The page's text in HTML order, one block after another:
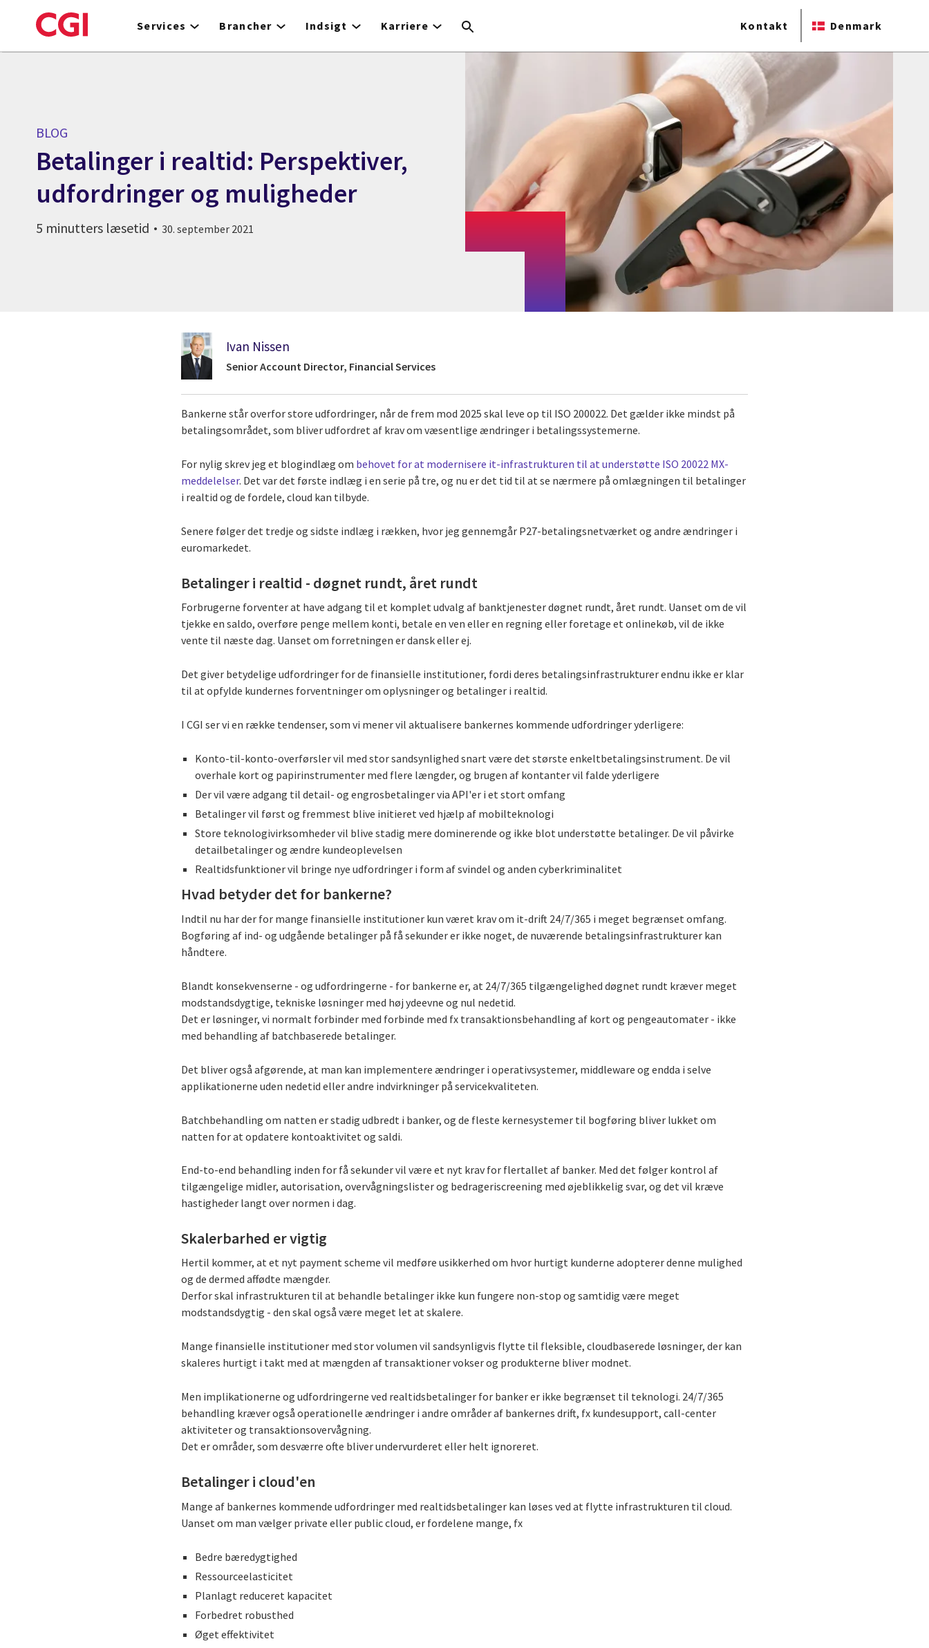
to
Services Brancher Indsigt Karriere Kontakt Denmark
BLOG
Betalinger i realtid: Perspektiver,
udfordringer og muligheder
5 minutters læsetid 30. september 2021
Ivan Nissen
Senior Account Director, Financial Services
Bankerne står overfor store udfordringer, når de frem mod 2025 skal leve op til ISO 200022. Det gælder ikke mindst på
betalingsområdet, som bliver udfordret af krav om væsentlige ændringer i betalingssystemerne.
For nylig skrev jeg et blogindlæg om behovet for at modernisere it-infrastrukturen til at understøtte ISO 20022 MX-
meddelelser. Det var det første indlæg i en serie på tre, og nu er det tid til at se nærmere på omlægningen til betalinger
i realtid og de fordele, cloud kan tilbyde.
Senere følger det tredje og sidste indlæg i rækken, hvor jeg gennemgår P27-betalingsnetværket og andre ændringer i
euromarkedet.
Betalinger i realtid - døgnet rundt, året rundt
Forbrugerne forventer at have adgang til et komplet udvalg af banktjenester døgnet rundt, året rundt. Uanset om de vil
tjekke en saldo, overføre penge mellem konti, betale en ven eller en regning eller foretage et onlinekøb, vil de ikke
vente til næste dag. Uanset om forretningen er dansk eller ej.
Det giver betydelige udfordringer for de finansielle institutioner, fordi deres betalingsinfrastrukturer endnu ikke er klar
til at opfylde kundernes forventninger om oplysninger og betalinger i realtid.
I CGI ser vi en række tendenser, som vi mener vil aktualisere bankernes kommende udfordringer yderligere:
Konto-til-konto-overførsler vil med stor sandsynlighed snart være det største enkeltbetalingsinstrument. De vil
overhale kort og papirinstrumenter med flere længder, og brugen af kontanter vil falde yderligere
Der vil være adgang til detail- og engrosbetalinger via API'er i et stort omfang
Betalinger vil først og fremmest blive initieret ved hjælp af mobilteknologi
Store teknologivirksomheder vil blive stadig mere dominerende og ikke blot understøtte betalinger. De vil påvirke
detailbetalinger og ændre kundeoplevelsen
Realtidsfunktioner vil bringe nye udfordringer i form af svindel og anden cyberkriminalitet
Hvad betyder det for bankerne?
Indtil nu har der for mange finansielle institutioner kun været krav om it-drift 24/7/365 i meget begrænset omfang.
Bogføring af ind- og udgående betalinger på få sekunder er ikke noget, de nuværende betalingsinfrastrukturer kan
håndtere.
Blandt konsekvenserne - og udfordringerne - for bankerne er, at 24/7/365 tilgængelighed døgnet rundt kræver meget
modstandsdygtige, tekniske løsninger med høj ydeevne og nul nedetid.
Det er løsninger, vi normalt forbinder med forbinde med fx transaktionsbehandling af kort og pengeautomater - ikke
med behandling af batchbaserede betalinger.
Det bliver også afgørende, at man kan implementere ændringer i operativsystemer, middleware og endda i selve
applikationerne uden nedetid eller andre indvirkninger på servicekvaliteten.
Batchbehandling om natten er stadig udbredt i banker, og de fleste kernesystemer til bogføring bliver lukket om
natten for at opdatere kontoaktivitet og saldi.
End-to-end behandling inden for få sekunder vil være et nyt krav for flertallet af banker. Med det følger kontrol af
tilgængelige midler, autorisation, overvågningslister og bedrageriscreening med øjeblikkelig svar, og det vil kræve
hastigheder langt over normen i dag.
Skalerbarhed er vigtig
Hertil kommer, at et nyt payment scheme vil medføre usikkerhed om hvor hurtigt kunderne adopterer denne mulighed
og de dermed affødte mængder.
Derfor skal infrastrukturen til at behandle betalinger ikke kun fungere non-stop og samtidig være meget
modstandsdygtig - den skal også være meget let at skalere.
Mange finansielle institutioner med stor volumen vil sandsynligvis flytte til fleksible, cloudbaserede løsninger, der kan
skaleres hurtigt i takt med at mængden af transaktioner vokser og produkterne bliver modnet.
Men implikationerne og udfordringerne ved realtidsbetalinger for banker er ikke begrænset til teknologi. 24/7/365
behandling kræver også operationelle ændringer i andre områder af bankernes drift, fx kundesupport, call-center
aktiviteter og transaktionsovervågning.
Det er områder, som desværre ofte bliver undervurderet eller helt ignoreret.
Betalinger i cloud'en
Mange af bankernes kommende udfordringer med realtidsbetalinger kan løses ved at flytte infrastrukturen til cloud.
Uanset om man vælger private eller public cloud, er fordelene mange, fx
Bedre bæredygtighed
Ressourceelasticitet
Planlagt reduceret kapacitet
Forbedret robusthed
Øget effektivitet